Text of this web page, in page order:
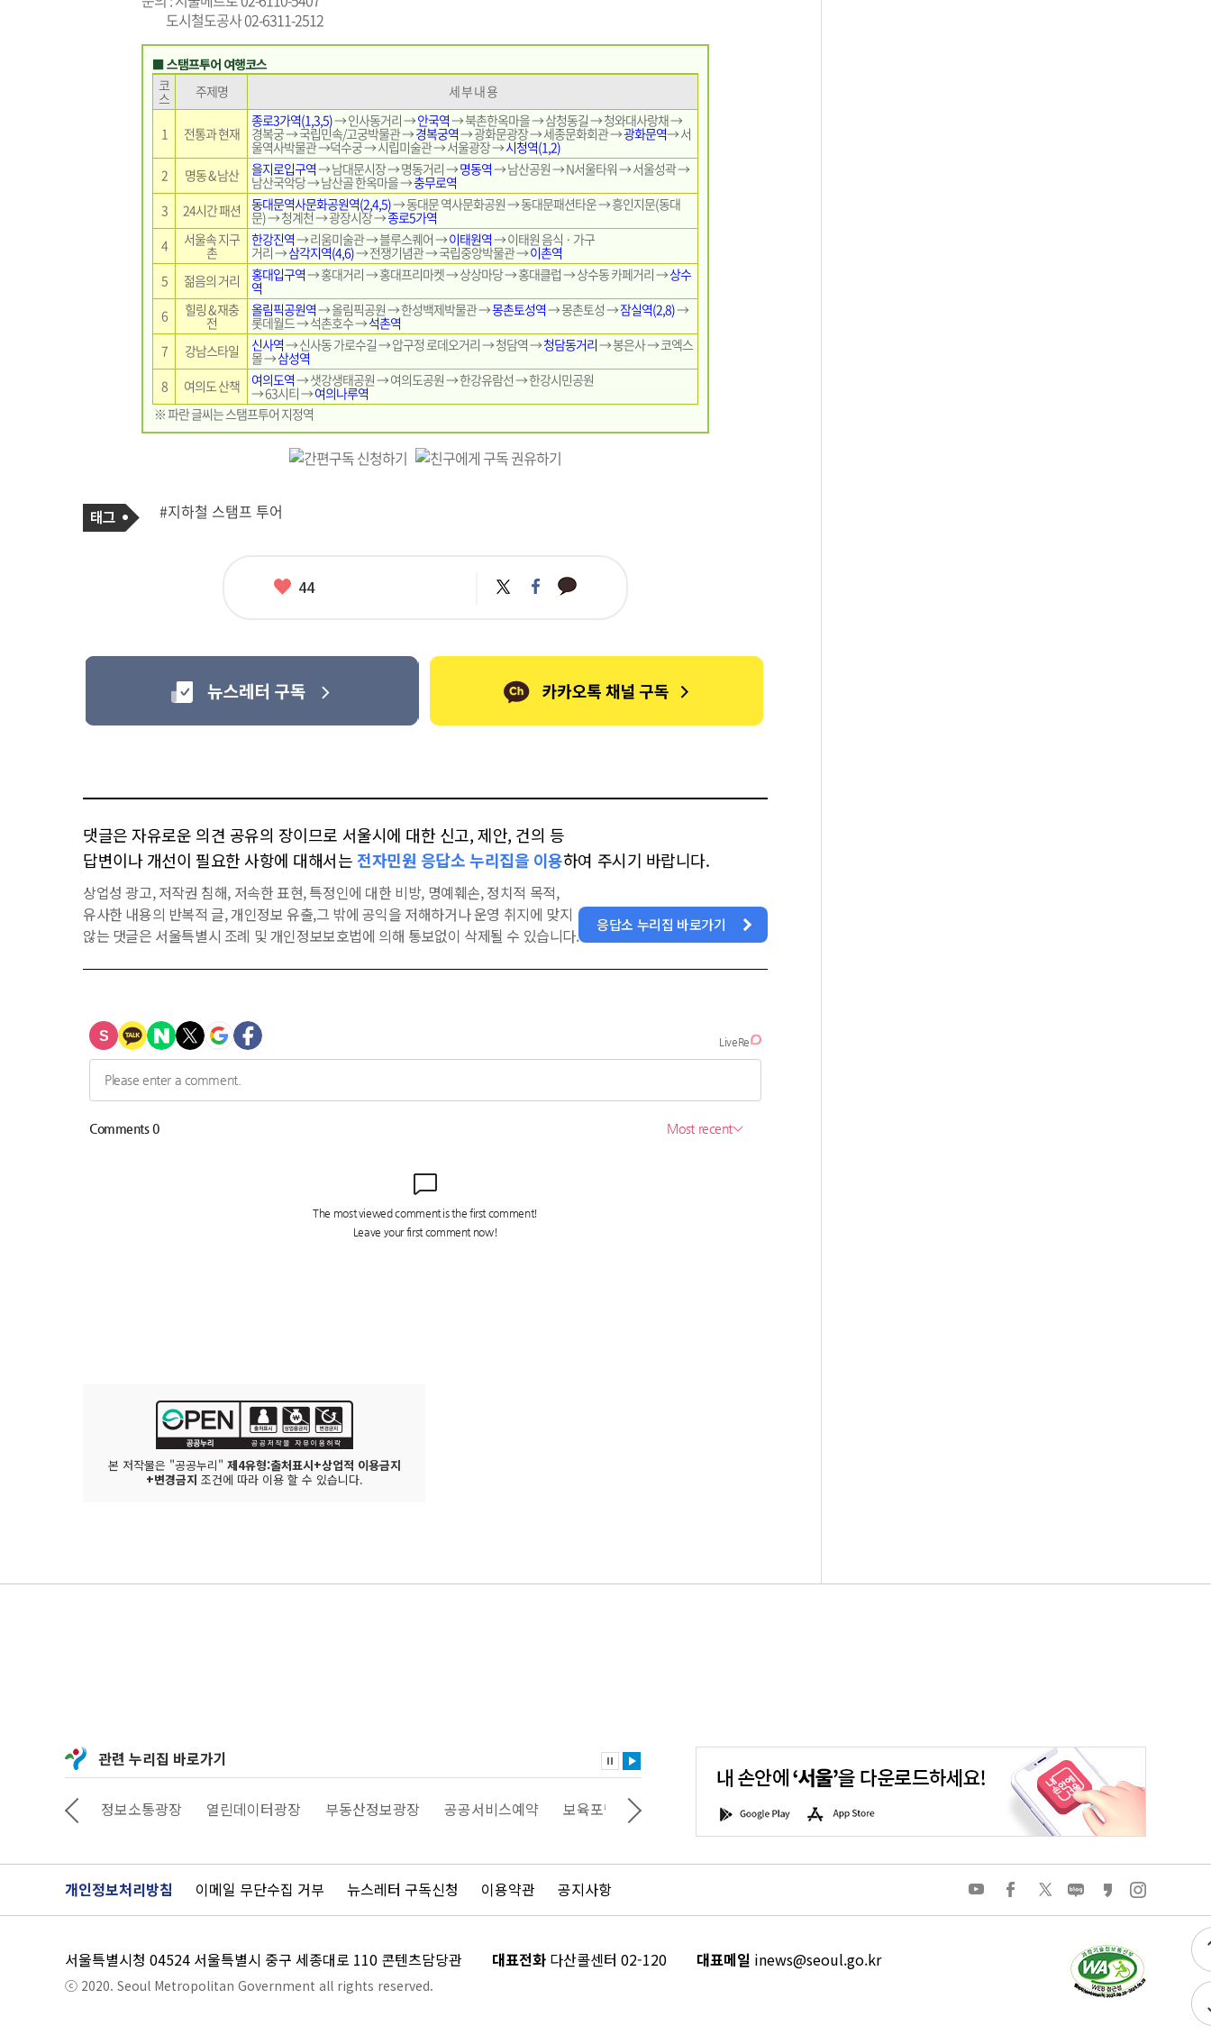
도시철도공사 02-6311-2512
■ 스탬프투어 여행코스
코
스 주제명 세 부 내 용
1 전통과 현재
종로3가역(1,3,5)→ 인사동거리 →안국역→ 북촌한옥마을 → 삼청동길 → 청와대사랑채 →
경복궁 → 국립민속/고궁박물관 →경복궁역→ 광화문광장 → 세종문화회관 →광화문역→ 서
울역사박물관 →덕수궁 → 시립미술관 → 서울광장 →시청역(1,2)
2
명동 & 남산 을지로입구역→ 남대문시장 → 명동거리 →명동역→ 남산공원 → N서울타워 → 서울성곽 →
남산국악당 → 남산골 한옥마을 →충무로역
3
24시간 패션 동대문역사문화공원역(2,4,5)→ 동대문 역사문화공원 → 동대문패션타운 → 흥인지문(동대
문) → 청계천 → 광장시장 →종로5가역
4
서울속 지구
촌
한강진역→ 리움미술관 → 블루스퀘어 →이태원역→ 이태원 음식 · 가구
거리 →삼각지역(4,6)→ 전쟁기념관 → 국립중앙박물관 →이촌역
5
젊음의 거리 홍대입구역→ 홍대거리 → 홍대프리마켓 → 상상마당 → 홍대클럽 → 상수동 카페거리 →상수
역
6
힐링 & 재충
전
올림픽공원역→ 올림픽공원 → 한성백제박물관 →몽촌토성역→ 몽촌토성 →잠실역(2,8)→
롯데월드 → 석촌호수 →석촌역
7
강남스타일 신사역→ 신사동 가로수길 → 압구정 로데오거리 → 청담역 →청담동거리→ 봉은사 → 코엑스
몰 →삼성역
8
여의도 산책 여의도역→ 샛강생태공원 → 여의도공원 → 한강유람선 → 한강시민공원
→ 63시티 →여의나루역
※ 파란 글씨는 스탬프투어 지정역
사
태
그
#지하철 스탬프 투어
좋
44 트
위
페
이
카
카
댓글은 자유로운 의견 공유의 장이므로 서울시에 대한 신고, 제안, 건의 등
답변이나 개선이 필요한 사항에 대해서는 전자민원 응답소 누리집을 이용하여 주시기 바랍니다.
상업성 광고, 저작권 침해, 저속한 표현, 특정인에 대한 비방, 명예훼손, 정치적 목적,
유사한 내용의 반복적 글, 개인정보 유출,그 밖에 공익을 저해하거나 운영 취지에 맞지
않는 댓글은 서울특별시 조례 및 개인정보보호법에 의해 통보없이 삭제될 수 있습니다.
응답소 누리집 바로가기
본 저작물은 "공공누리" 제4유형:출처표시+상업적 이용금지
+변경금지 조건에 따라 이용 할 수 있습니다.
관련 누리집 바로가기
상대로 서울 정보소통광장 열린데이터광장 부동산정보광장 공공서비스예약 보육포털 문화포털 평생학습포털 대기환경정보 에코마일리지
내
울'을
다
로
요!
G
o
o
l
a
A
p
p
t
개인정보처리방침 이메일 무단수집 거부 뉴스레터 구독신청 이용약관 공지사항 유
브
페
이
스
트
위
터
네
이
버
그
카
카
오
토
리
인
스
타
서울특별시청 04524 서울특별시 중구 세종대로 110 콘텐츠담당관 대표전화 다산콜센터 02-120 대표메일 inews@seoul.go.kr
ⓒ 2020. Seoul Metropolitan Government all rights reserved.